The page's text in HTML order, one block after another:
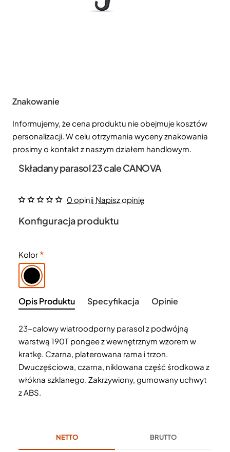
Znakowanie
Informujemy, że cena produktu nie obejmuje kosztów
personalizacji. W celu otrzymania wyceny znakowania
prosimy o kontakt z naszym działem handlowym.
Składany parasol 23 cale CANOVA
0 opinii Napisz opinię
Konfiguracja produktu
Kolor
Opis Produktu Specyfikacja Opinie
23-calowy wiatroodporny parasol z podwójną
warstwą 190T pongee z wewnętrznym wzorem w
kratkę. Czarna, platerowana rama i trzon.
Dwuczęściowa, czarna, niklowana część środkowa z
włókna szklanego. Zakrzywiony, gumowany uchwyt
z ABS.
NETTO BRUTTO